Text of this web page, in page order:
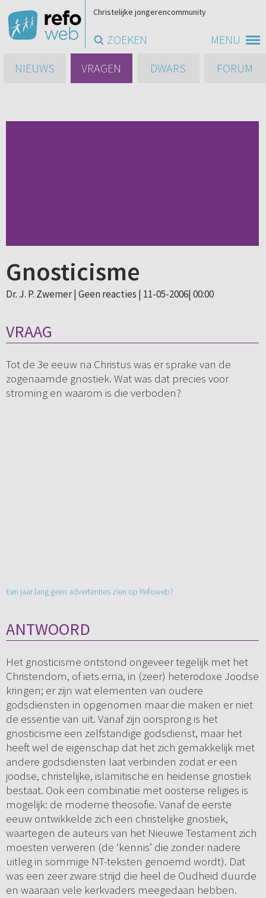
MENU
Christelijke jongerencommunity
ZOEKEN
NIEUWS
VRAGEN DWARS FORUM
Gnosticisme
Dr. J. P. Zwemer | Geen reacties | 11-05-2006| 00:00
VRAAG
Tot de 3e eeuw na Christus was er sprake van de
zogenaamde gnostiek. Wat was dat precies voor
stroming en waarom is die verboden?
Een jaar lang geen advertenties zien op Refoweb?
ANTWOORD
Het gnosticisme ontstond ongeveer tegelijk met het
Christendom, of iets erna, in (zeer) heterodoxe Joodse
kringen; er zijn wat elementen van oudere
godsdiensten in opgenomen maar die maken er niet
de essentie van uit. Vanaf zijn oorsprong is het
gnosticisme een zelfstandige godsdienst, maar het
heeft wel de eigenschap dat het zich gemakkelijk met
andere godsdiensten laat verbinden zodat er een
joodse, christelijke, islamitische en heidense gnostiek
bestaat. Ook een combinatie met oosterse religies is
mogelijk: de moderne theosofie. Vanaf de eerste
eeuw ontwikkelde zich een christelijke gnostiek,
waartegen de auteurs van het Nieuwe Testament zich
moesten verweren (de ‘kennis’ die zonder nadere
uitleg in sommige NT-teksten genoemd wordt). Dat
was een zeer zware strijd die heel de Oudheid duurde
en waaraan vele kerkvaders meegedaan hebben.